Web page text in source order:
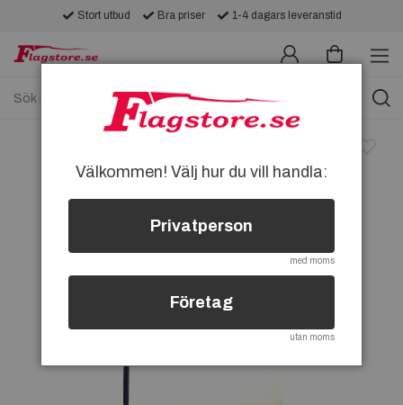
Stort utbud Bra priser 1-4 dagars leveranstid
Välkommen! Välj hur du vill handla:
Privatperson
med moms
Företag
utan moms